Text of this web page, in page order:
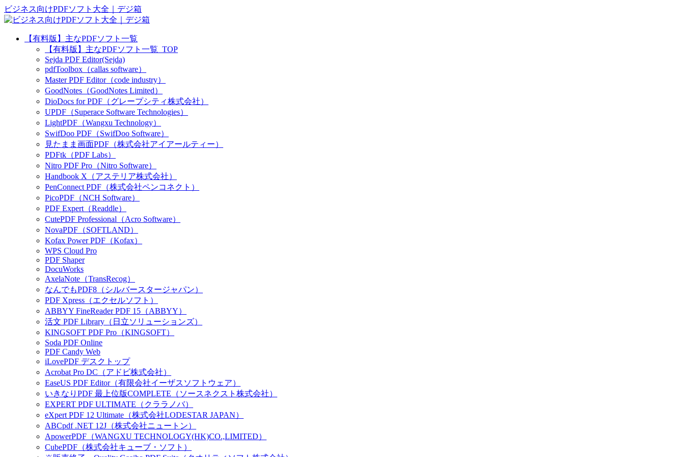
ビジネス向けPDFソフト大全｜デジ箱
【有料版】主なPDFソフト一覧
【有料版】主なPDFソフト一覧_TOP
Sejda PDF Editor(Sejda)
pdfToolbox（callas software）
Master PDF Editor（code industry）
GoodNotes（GoodNotes Limited）
DioDocs for PDF（グレープシティ株式会社）
UPDF（Superace Software Technologies）
LightPDF（Wangxu Technology）
SwifDoo PDF（SwifDoo Software）
見たまま画面PDF（株式会社アイアールティー）
PDFtk（PDF Labs）
Nitro PDF Pro（Nitro Software）
Handbook X（アステリア株式会社）
PenConnect PDF（株式会社ペンコネクト）
PicoPDF（NCH Software）
PDF Expert（Readdle）
CutePDF Professional（Acro Software）
NovaPDF（SOFTLAND）
Kofax Power PDF（Kofax）
WPS Cloud Pro
PDF Shaper
DocuWorks
AxelaNote（TransRecog）
なんでもPDF8（シルバースタージャパン）
PDF Xpress（エクセルソフト）
ABBYY FineReader PDF 15（ABBYY）
活文 PDF Library（日立ソリューションズ）
KINGSOFT PDF Pro（KINGSOFT）
Soda PDF Online
PDF Candy Web
iLovePDF デスクトップ
Acrobat Pro DC（アドビ株式会社）
EaseUS PDF Editor（有限会社イーザスソフトウェア）
いきなりPDF 最上位版COMPLETE（ソースネクスト株式会社）
EXPERT PDF ULTIMATE（クララノバ）
eXpert PDF 12 Ultimate（株式会社LODESTAR JAPAN）
ABCpdf .NET 12J（株式会社ニュートン）
ApowerPDF（WANGXU TECHNOLOGY(HK)CO.,LIMITED）
CubePDF（株式会社キューブ・ソフト）